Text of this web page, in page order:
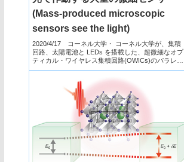
(Mass-produced microscopic
sensors see the light)
2020/4/17 コーネル大学・ コーネル大学が、集積
回路、太陽電池と LEDs を搭載した、超微細なオプ
ティカル・ワイヤレス集積回路(OWICs)のパラレ
ル...